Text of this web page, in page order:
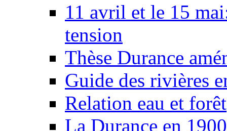
11 avril et le 15
tension
Thèse Durance
Guide des rivières
Relation eau et forêt
La Durance en 1900